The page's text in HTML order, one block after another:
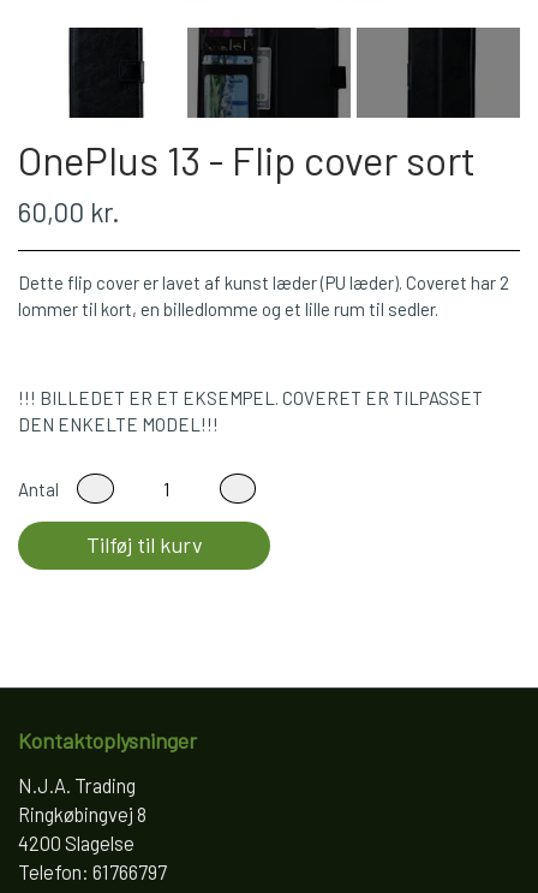
OnePlus 13 - Flip cover sort
60,00 kr.
Dette flip cover er lavet af kunst læder (PU læder). Coveret har 2
lommer til kort, en billedlomme og et lille rum til sedler.
!!! BILLEDET ER ET EKSEMPEL. COVERET ER TILPASSET
DEN ENKELTE MODEL!!!
Antal
Tilføj til kurv
Kontaktoplysninger
N.J.A. Trading
Ringkøbingvej 8
4200 Slagelse
Telefon: 61766797